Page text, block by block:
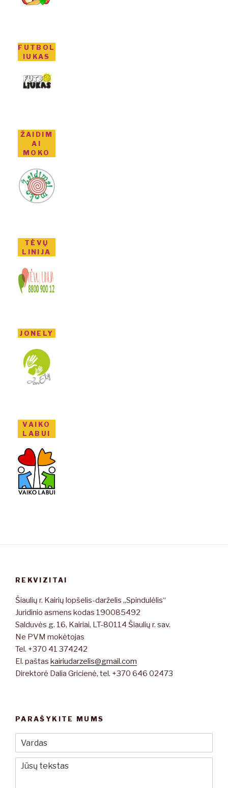
FUTBOL
IUKAS
ŽAIDIM
AI
MOKO
TĖVŲ
LINIJA
JONELY
VAIKO
LABUI
REKVIZITAI
Šiaulių r. Kairių lopšelis-darželis „Spindulėlis“
Juridinio asmens kodas 190085492
Salduvės g. 16, Kairiai, LT-80114 Šiaulių r. sav.
Ne PVM mokėtojas
Tel. +370 41 374242
El. paštas kairiudarzelis@gmail.com
Direktorė Dalia Gricienė, tel. +370 646 02473
PARAŠYKITE MUMS